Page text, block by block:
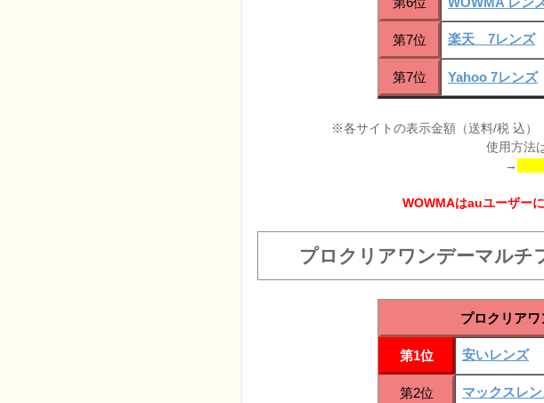
第7位 楽天 7レンズ
第7位 Yahoo 7レンズ
※各サイトの表示金額（送料/税 込
使用方法
→
WOWMAはauユーザー
プロクリアワンデーマルチ
プロクリア
第1位 安いレンズ
第2位 マックスレ